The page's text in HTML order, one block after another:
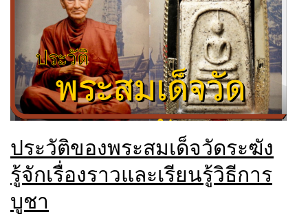
ประวัติของพระสมเด็จวัดระฆัง
รู้จักเรื่องราวและเรียนรู้วิธีการ
บูชา